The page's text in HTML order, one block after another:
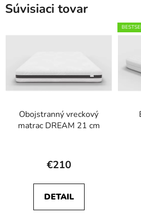
Súvisiaci tovar
Obojstranný vreckový
matrac DREAM 21 cm
hodnotenie
je
4,5
€210
DETAIL